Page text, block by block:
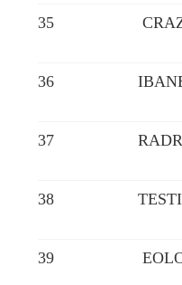
35
36
37
38
39